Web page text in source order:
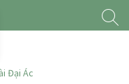
Đại Ác